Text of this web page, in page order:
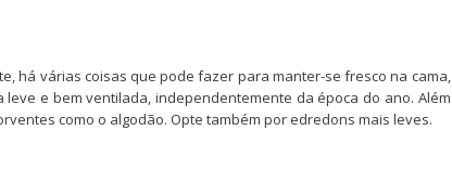
há várias coisas que pode fazer para manter-se fresco na cama,
leve e bem ventilada, independentemente da época do ano. Além
como o algodão. Opte também por edredons mais leves.